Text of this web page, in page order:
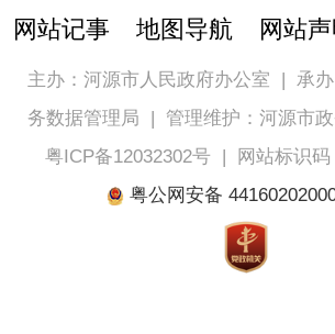
网站记事 地图导航 网站声
主办：河源市人民政府办公室 | 承
务数据管理局 | 管理维护：河源市
粤ICP备12032302号|
网站标识
粤公网安备